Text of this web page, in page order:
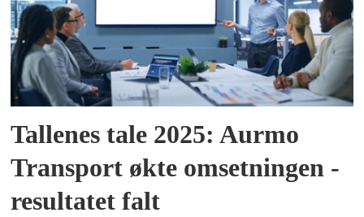
Tallenes tale 2025: Aurmo
Transport økte omsetningen -
resultatet falt